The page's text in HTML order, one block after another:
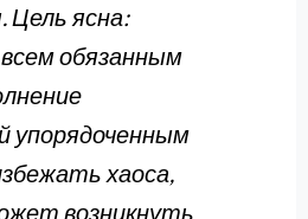
Цель ясна:
обязанным
упорядоченным
хаоса,
возникнуть